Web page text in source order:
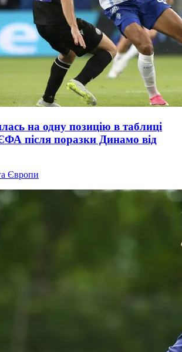
на одну позицію в таблиці
після поразки Динамо від
Європи